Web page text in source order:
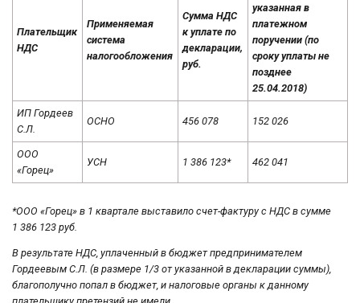
Плательщик
НДС
Применяемая
система
налогообложения
Сумма НДС
к уплате по
декларации,
руб.
указанная в
платежном
поручении (по
сроку уплаты не
позднее
25.04.2018)
ИП Гордеев
С.Л.
ОСНО 456 078 152 026
ООО
«Горец»
УСН 1 386 123* 462 041
*ООО «Горец» в 1 квартале выставило счет-фактуру с НДС в сумме
1 386 123 руб.
В результате НДС, уплаченный в бюджет предпринимателем
Гордеевым С.Л. (в размере 1/3 от указанной в декларации суммы),
благополучно попал в бюджет, и налоговые органы к данному